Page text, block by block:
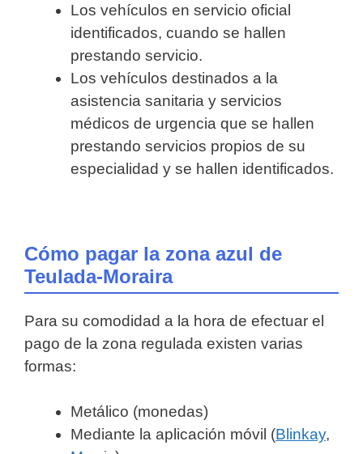
Los vehículos en servicio oficial
identificados, cuando se hallen
prestando servicio.
Los vehículos destinados a la
asistencia sanitaria y servicios
médicos de urgencia que se hallen
prestando servicios propios de su
especialidad y se hallen identificados.
Cómo pagar la zona azul de
Teulada-Moraira
Para su comodidad a la hora de efectuar el
pago de la zona regulada existen varias
formas:
Metálico (monedas)
Mediante la aplicación móvil (Blinkay,